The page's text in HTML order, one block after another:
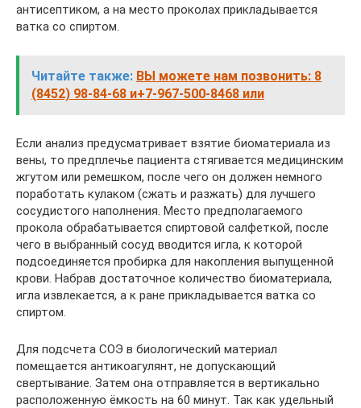
антисептиком, а на место проколах прикладывается
ватка со спиртом.
Читайте также: ВЫ можете нам позвонить: 8
(8452) 98-84-68 и+7-967-500-8468 или
Если анализ предусматривает взятие биоматериала из
вены, то предплечье пациента стягивается медицинским
жгутом или ремешком, после чего он должен немного
поработать кулаком (сжать и разжать) для лучшего
сосудистого наполнения. Место предполагаемого
прокола обрабатывается спиртовой салфеткой, после
чего в выбранный сосуд вводится игла, к которой
подсоединяется пробирка для накопления выпущенной
крови. Набрав достаточное количество биоматериала,
игла извлекается, а к ране прикладывается ватка со
спиртом.
Для подсчета СОЭ в биологический материал
помещается антикоагулянт, не допускающий
свертывание. Затем она отправляется в вертикально
расположенную ёмкость на 60 минут. Так как удельный